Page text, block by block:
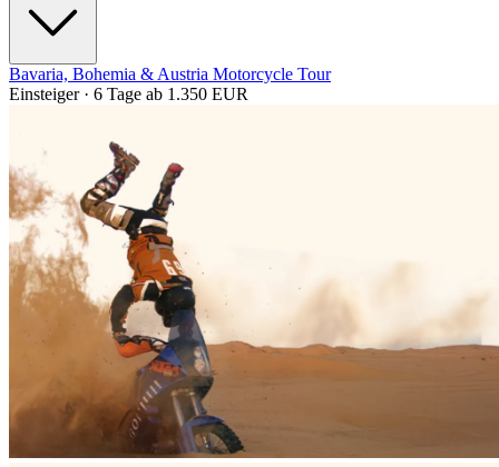
Bavaria, Bohemia & Austria Motorcycle Tour
Einsteiger · 6 Tage ab 1.350 EUR